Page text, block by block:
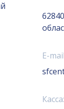
E-
Касса: